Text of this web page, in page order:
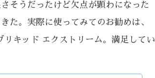
そうだったけど欠点が顕わになった
た。実際に使ってみてのお勧めは、
ッド エクストリーム。満足してい